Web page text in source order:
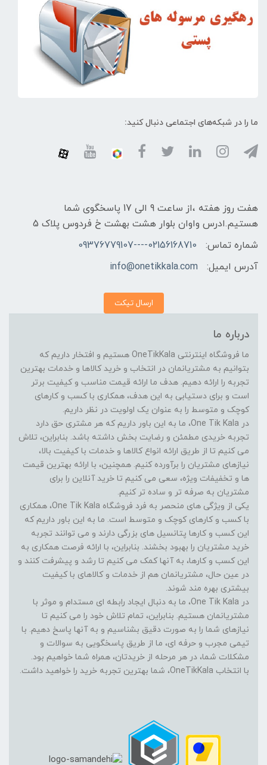
ما را در شبکه‌های اجتماعی دنبال کنید:
هفت روز هفته ،از ساعت 9 الی 17 پاسخگوی شما
هستیم.ادرس واوان بلوار هشت بهشت خ فردوس پلاک 5
شماره تماس:
02156168710----09376779107
آدرس ایمیل:
info@onetikkala.com
ارسال تیکت
درباره ما
ما فروشگاه اینترنتی OneTikKala هستیم و افتخار داریم که
بتوانیم به مشتریانمان در انتخاب و خرید کالاها و خدمات بهترین
تجربه را ارائه دهیم. هدف ما ارائه قیمت مناسب و کیفیت برتر
است و برای دستیابی به این هدف، همکاری با کسب و کارهای
کوچک و متوسط را به عنوان یک اولویت در نظر داریم.
در One Tik Kala، ما به این باور داریم که هر مشتری حق دارد
تجربه خریدی مطمئن و رضایت بخش داشته باشد. بنابراین، تلاش
می کنیم تا از طریق ارائه انواع کالاها و خدمات با کیفیت بالا،
نیازهای مشتریان را برآورده کنیم. همچنین، با ارائه بهترین قیمت
ها و تخفیفات ویژه، سعی می کنیم تا خرید آنلاین را برای
مشتریان به صرفه تر و ساده تر کنیم.
یکی از ویژگی های منحصر به فرد فروشگاه One Tik Kala، همکاری
با کسب و کارهای کوچک و متوسط است. ما به این باور داریم که
این کسب و کارها پتانسیل های بزرگی دارند و می توانند تجربه
خرید مشتریان را بهبود بخشند. بنابراین، با ارائه فرصت همکاری به
این کسب و کارها، به آنها کمک می کنیم تا رشد و پیشرفت کنند و
در عین حال، مشتریانمان هم از خدمات و کالاهای با کیفیت
بیشتری بهره مند شوند.
در One Tik Kala، ما به دنبال ایجاد رابطه ای مستدام و موثر با
مشتریانمان هستیم. بنابراین، تمام تلاش خود را می کنیم تا
نیازهای شما را به صورت دقیق بشناسیم و به آنها پاسخ دهیم. با
تیمی مجرب و حرفه ای، ما از طریق پاسخگویی به سوالات و
مشکلات شما، در هر مرحله از خریدتان، همراه شما خواهیم بود.
با انتخاب OneTikKala، شما بهترین تجربه خرید را خواهید داشت.